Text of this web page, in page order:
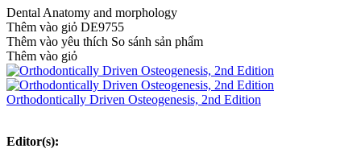
Dental Anatomy and morphology
Thêm vào giỏ DE9755
Thêm vào yêu thích So sánh sản phẩm
Thêm vào giỏ
Orthodontically Driven Osteogenesis, 2nd Edition
Editor(s):